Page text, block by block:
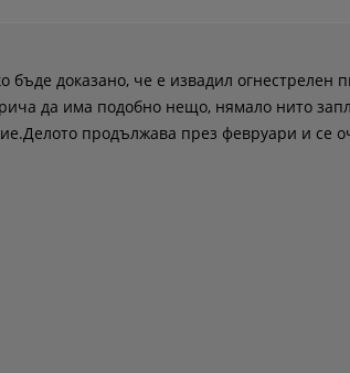
доказано, че е извадил огнестрелен
да има подобно нещо, нямало нито
продължава през февруари и се